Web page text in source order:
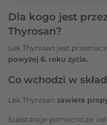
Dla kogo jest
Thyrosan?
Lek Thyrosan jest
powyżej 6. roku życia.
Co wchodzi w
Lek Thyrosan zawiera
Substancje pomocnicze: